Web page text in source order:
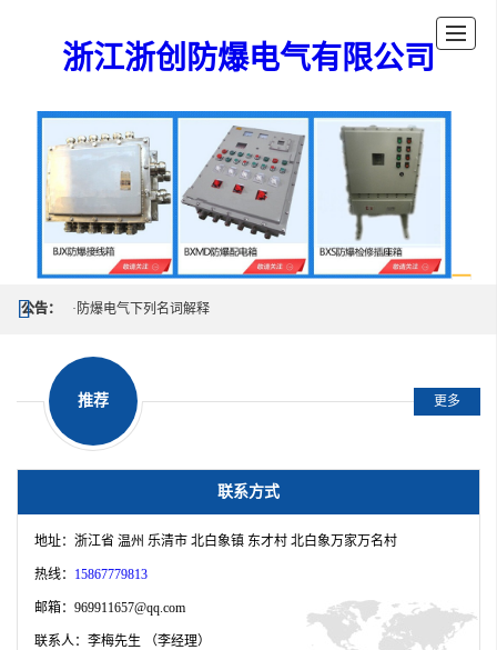
浙江浙创防爆电气有限公司
公告： ·防爆电气下列名词解释
·防爆电气设备分为几大类？
·什么是正压型（p型）仪表？
·防爆摇头扇注意事项
推荐 更多
联系方式
地址：浙江省 温州 乐清市 北白象镇 东才村 北白象万家万名村
热线： 15867779813
邮箱：969911657@qq.com
联系人：李梅先生 （李经理）